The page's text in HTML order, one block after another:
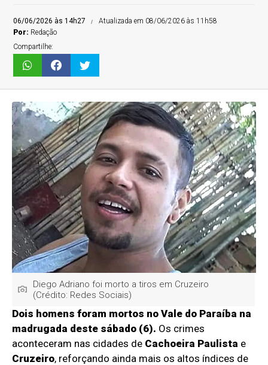
06/06/2026 às 14h27
Atualizada em 08/06/2026 às 11h58
Por: Redação
Compartilhe:
Diego Adriano foi morto a tiros em Cruzeiro
(Crédito: Redes Sociais)
Dois homens foram mortos no Vale do Paraíba na
madrugada deste sábado (6). Os crimes
aconteceram nas cidades de Cachoeira Paulista e
Cruzeiro, reforçando ainda mais os altos índices de